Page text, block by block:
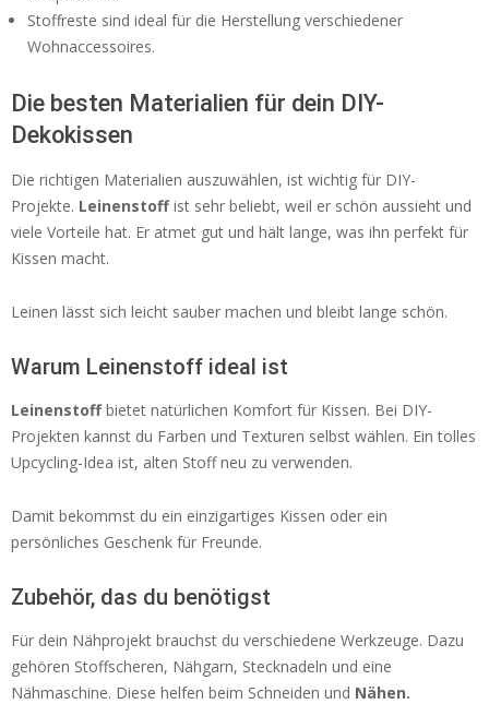
Stoffreste sind ideal für die Herstellung verschiedener
Wohnaccessoires.
Die besten Materialien für dein DIY-
Dekokissen
Die richtigen Materialien auszuwählen, ist wichtig für DIY-
Projekte. Leinenstoffist sehr beliebt, weil er schön aussieht und
viele Vorteile hat. Er atmet gut und hält lange, was ihn perfekt für
Kissen macht.
Leinen lässt sich leicht sauber machen und bleibt lange schön.
Warum Leinenstoff ideal ist
Leinenstoffbietet natürlichen Komfort für Kissen. Bei DIY-
Projekten kannst du Farben und Texturen selbst wählen. Ein tolles
Upcycling-Idea ist, alten Stoff neu zu verwenden.
Damit bekommst du ein einzigartiges Kissen oder ein
persönliches Geschenk für Freunde.
Zubehör, das du benötigst
Für dein Nähprojekt brauchst du verschiedene Werkzeuge. Dazu
gehören Stoffscheren, Nähgarn, Stecknadeln und eine
Nähmaschine. Diese helfen beim Schneiden und Nähen.